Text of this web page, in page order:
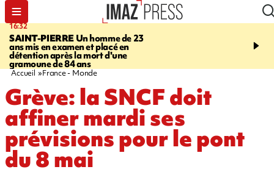
16:32
SAINT-PIERREUn homme de 23
ans mis en examen et placé en
détention après la mort d'une
gramoune de 84 ans
21:08
et Turquie scellent un
Accueil France - Monde
Grève: la SNCF doit
affiner mardi ses
prévisions pour le pont
du 8 mai